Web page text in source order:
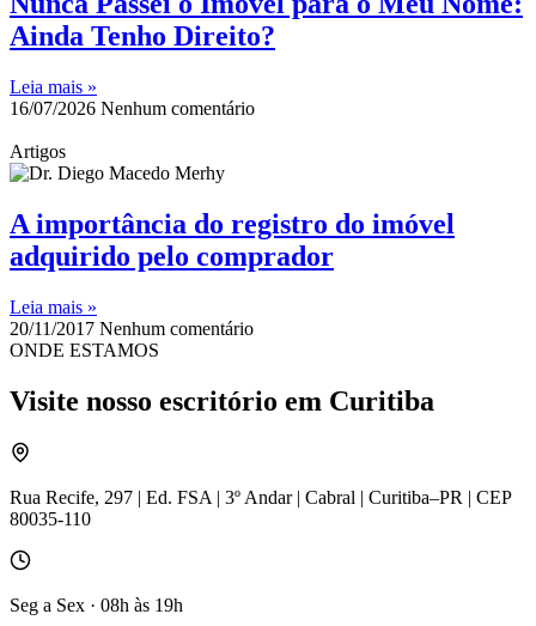
Ainda Tenho Direito?
Leia mais »
16/07/2026 Nenhum comentário
Artigos
A importância do registro do imóvel
adquirido pelo comprador
Leia mais »
20/11/2017 Nenhum comentário
ONDE ESTAMOS
Visite nosso escritório em Curitiba
Rua Recife, 297 | Ed. FSA | 3º Andar | Cabral | Curitiba–PR | CEP
80035-110
Seg a Sex · 08h às 19h